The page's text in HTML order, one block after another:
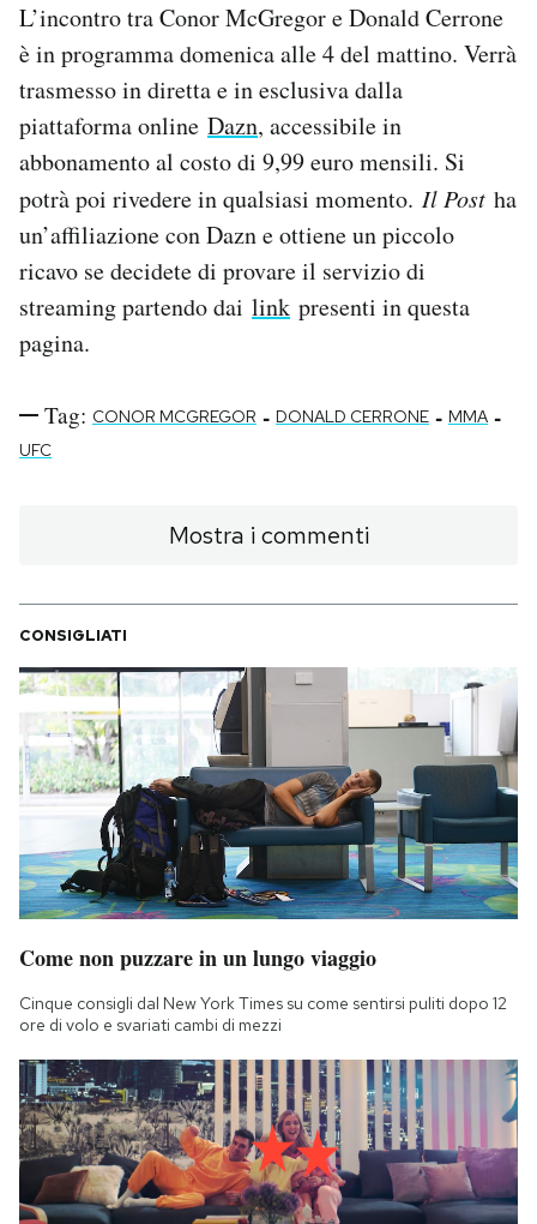
L’incontro tra Conor McGregor e Donald Cerrone
è in programma domenica alle 4 del mattino. Verrà
trasmesso in diretta e in esclusiva dalla
piattaforma online Dazn, accessibile in
abbonamento al costo di 9,99 euro mensili. Si
potrà poi rivedere in qualsiasi momento. Il Post ha
un’affiliazione con Dazn e ottiene un piccolo
ricavo se decidete di provare il servizio di
streaming partendo dai link presenti in questa
pagina.
Tag: CONOR MCGREGOR - DONALD CERRONE - MMA -
UFC
Mostra i commenti
CONSIGLIATI
Come non puzzare in un lungo viaggio
Cinque consigli dal New York Times su come sentirsi puliti dopo 12
ore di volo e svariati cambi di mezzi